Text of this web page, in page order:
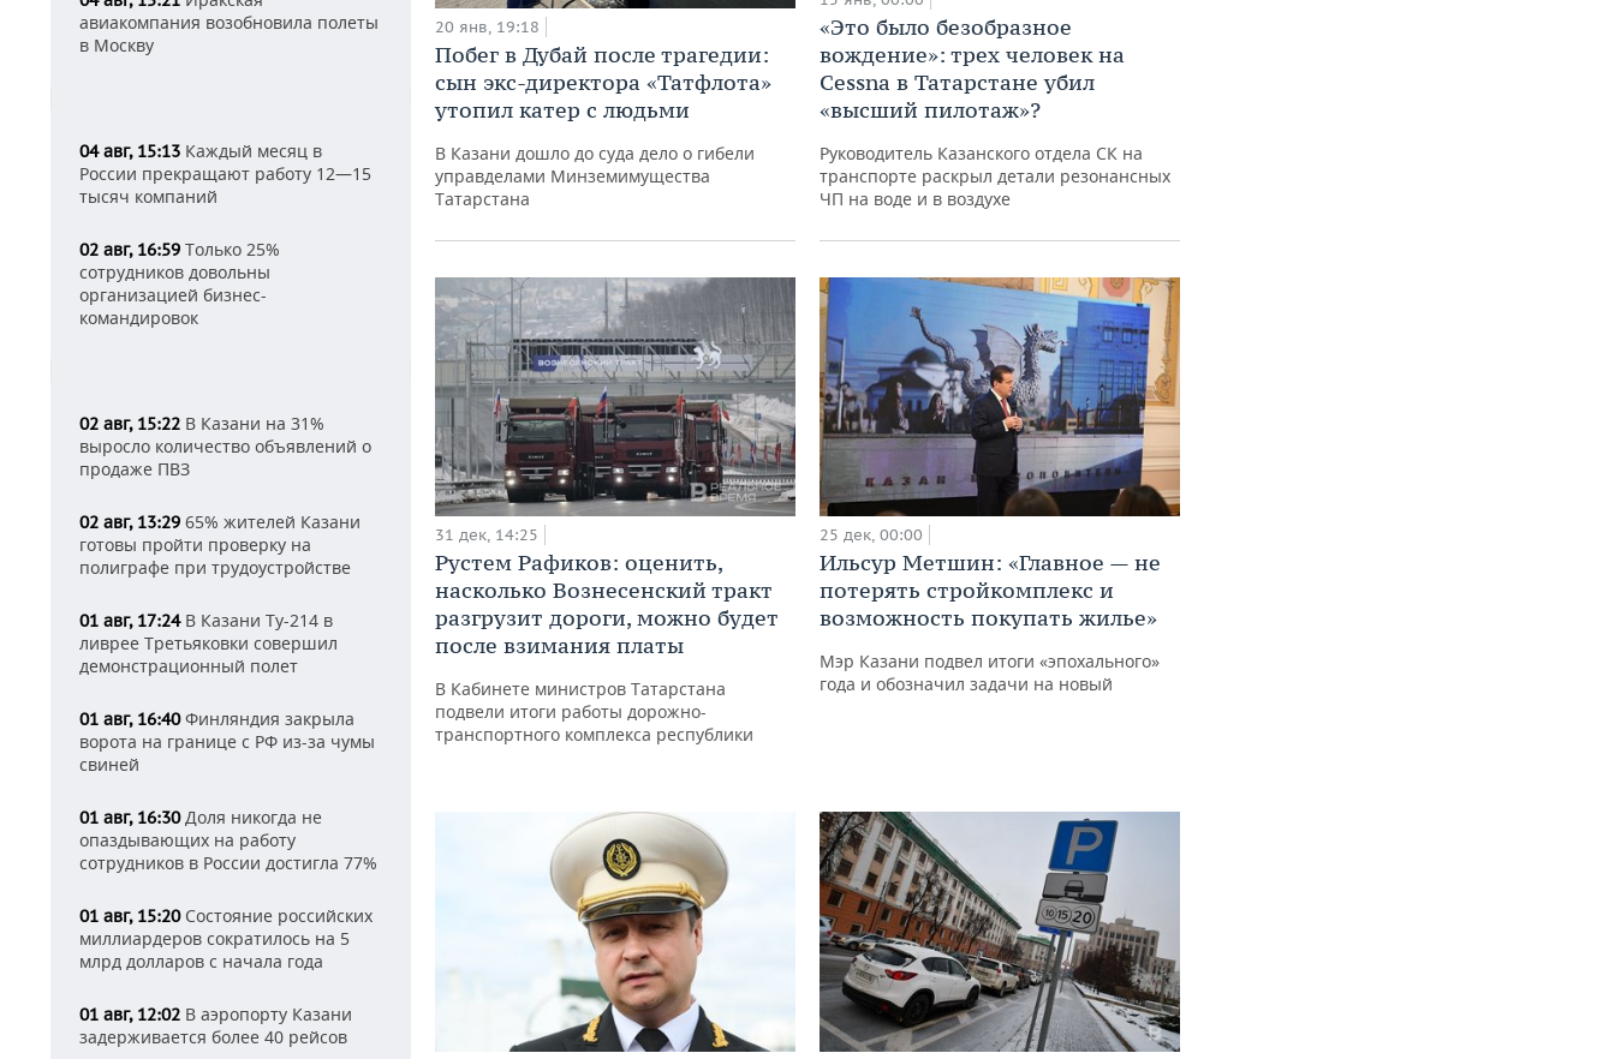
авиакомпания возобновила полеты
в Москву
04 авг, 15:13 Каждый месяц в
России прекращают работу 12—15
тысяч компаний
02 авг, 16:59 Только 25%
сотрудников довольны
организацией бизнес-
командировок
02 авг, 15:22 В Казани на 31%
выросло количество объявлений о
продаже ПВЗ
02 авг, 13:29 65% жителей Казани
готовы пройти проверку на
полиграфе при трудоустройстве
01 авг, 17:24В Казани Ту-214 в
ливрее Третьяковки совершил
демонстрационный полет
01 авг, 16:40Финляндия закрыла
ворота на границе с РФ из-за чумы
свиней
01 авг, 16:30Доля никогда не
опаздывающих на работу
сотрудников в России достигла 77%
01 авг, 15:20Состояние российских
миллиардеров сократилось на 5
млрд долларов с начала года
01 авг, 12:02 В аэропорту Казани
задерживается более 40 рейсов
20 янв, 19:18
Побег в Дубай после трагедии:
сын экс-директора «Татфлота»
утопил катер с людьми
В Казани дошло до суда дело о гибели
управделами Минземимущества
Татарстана
31 дек, 14:25
Рустем Рафиков: оценить,
насколько Вознесенский тракт
разгрузит дороги, можно будет
после взимания платы
В Кабинете министров Татарстана
подвели итоги работы дорожно-
транспортного комплекса республики
«Это было безобразное
вождение»: трех человек на
Cessna в Татарстане убил
«высший пилотаж»?
Руководитель Казанского отдела СК на
транспорте раскрыл детали резонансных
ЧП на воде и в воздухе
25 дек, 00:00
Ильсур Метшин: «Главное — не
потерять стройкомплекс и
возможность покупать жилье»
Мэр Казани подвел итоги «эпохального»
года и обозначил задачи на новый